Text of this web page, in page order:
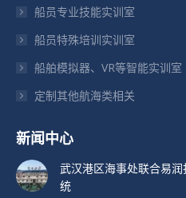
中
打
中
打
中
打
船员专业技能实训室
船员特殊培训实训室
船舶模拟器、VR等智能实训室
定制其他航海类相关
新闻中心
武汉港区海事处联合易润
统